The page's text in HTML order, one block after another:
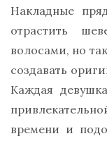
Накладные
отрастить
волосами, но
создавать
Каждая
времени и